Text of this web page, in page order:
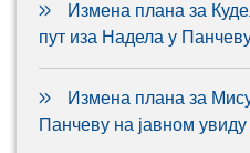
Измена плана за
пут иза Надела у
Измена плана за
Панчеву на јавном увиду